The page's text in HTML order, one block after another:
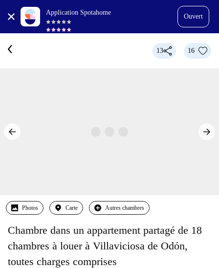
Application Spotahome
Ouvert
13 16
Photos Carte Autres chambres
Chambre dans un appartement partagé de 18
chambres à louer à Villaviciosa de Odón,
toutes charges comprises